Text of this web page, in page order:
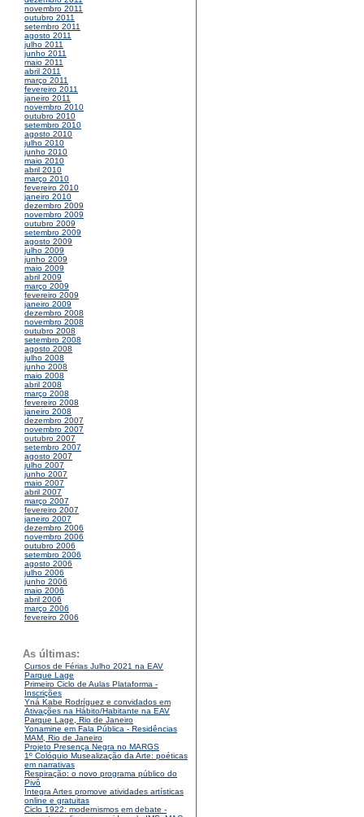
novembro 2011
outubro 2011
setembro 2011
agosto 2011
julho 2011
junho 2011
maio 2011
abril 2011
março 2011
fevereiro 2011
janeiro 2011
novembro 2010
outubro 2010
setembro 2010
agosto 2010
julho 2010
junho 2010
maio 2010
abril 2010
março 2010
fevereiro 2010
janeiro 2010
dezembro 2009
novembro 2009
outubro 2009
setembro 2009
agosto 2009
julho 2009
junho 2009
maio 2009
abril 2009
março 2009
fevereiro 2009
janeiro 2009
dezembro 2008
novembro 2008
outubro 2008
setembro 2008
agosto 2008
julho 2008
junho 2008
maio 2008
abril 2008
março 2008
fevereiro 2008
janeiro 2008
dezembro 2007
novembro 2007
outubro 2007
setembro 2007
agosto 2007
julho 2007
junho 2007
maio 2007
abril 2007
março 2007
fevereiro 2007
janeiro 2007
dezembro 2006
novembro 2006
outubro 2006
setembro 2006
agosto 2006
julho 2006
junho 2006
maio 2006
abril 2006
março 2006
fevereiro 2006
As últimas:
Cursos de Férias Julho 2021 na EAV
Parque Lage
Primeiro Ciclo de Aulas Plataforma -
Inscrições
Yná Kabe Rodríguez e convidados em
Ativações na Hábito/Habitante na EAV
Parque Lage, Rio de Janeiro
Yonamine em Fala Pública - Residências
MAM, Rio de Janeiro
Projeto Presença Negra no MARGS
1º Colóquio Musealização da Arte: poéticas
em narrativas
Respiração: o novo programa público do
Pivô
Integra Artes promove atividades artísticas
online e gratuitas
Ciclo 1922: modernismos em debate -